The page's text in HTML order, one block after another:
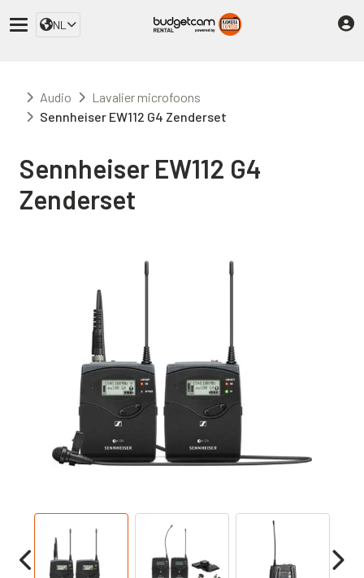
NL
Audio
Lavalier microfoons
Sennheiser EW112 G4 Zenderset
Sennheiser EW112 G4
Zenderset